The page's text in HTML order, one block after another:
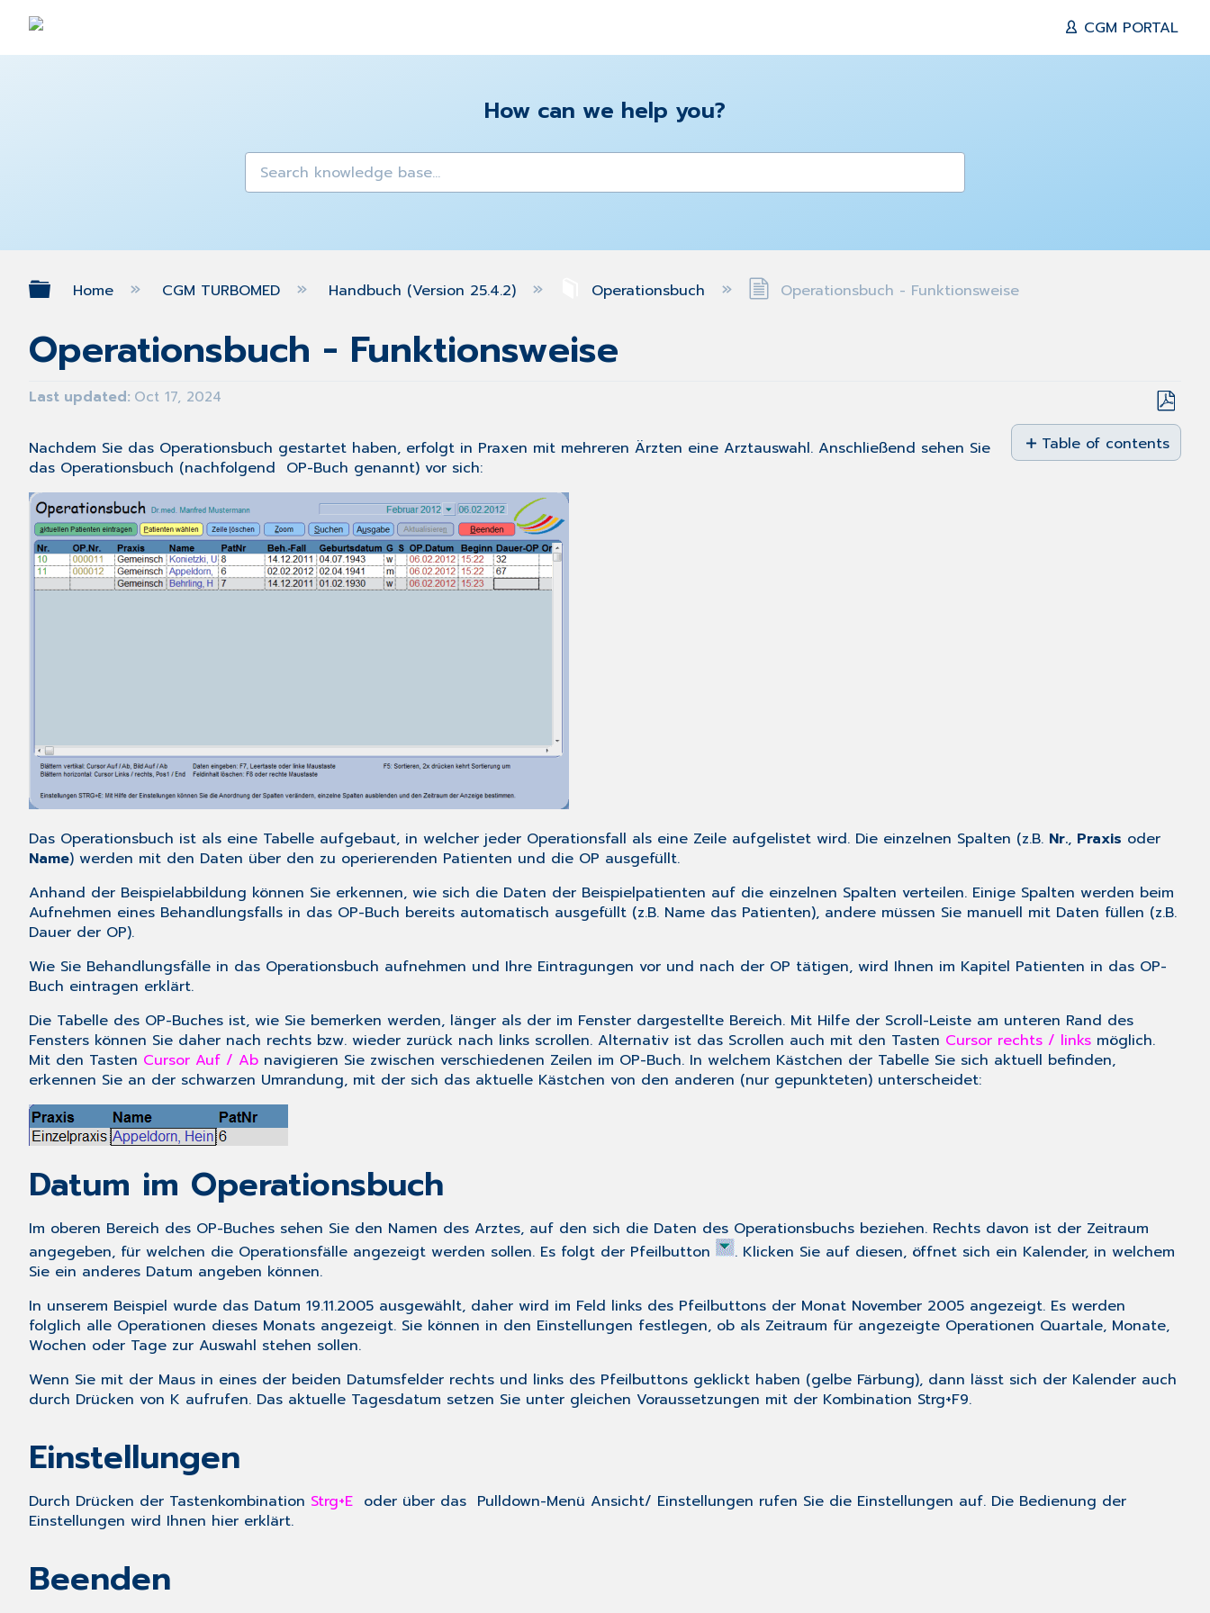
CGM PORTAL
How can we help you?
Expand/collapse global hierarchy
Home CGM TURBOMED Handbuch (Version 25.4.2) Operationsbuch Operationsbuch - Funktionsweise
Operationsbuch - Funktionsweise
Last updated Oct 17, 2024
Save
as
PDF
Table of contents
Nachdem Sie das Operationsbuch gestartet haben, erfolgt in Praxen mit mehreren Ärzten eine Arztauswahl. Anschließend sehen Sie
das Operationsbuch (nachfolgend OP-Buch genannt) vor sich:
Das Operationsbuch ist als eine Tabelle aufgebaut, in welcher jeder Operationsfall als eine Zeile aufgelistet wird. Die einzelnen Spalten (z.B. Nr., Praxis oder
Name) werden mit den Daten über den zu operierenden Patienten und die OP ausgefüllt.
Anhand der Beispielabbildung können Sie erkennen, wie sich die Daten der Beispielpatienten auf die einzelnen Spalten verteilen. Einige Spalten werden beim
Aufnehmen eines Behandlungsfalls in das OP-Buch bereits automatisch ausgefüllt (z.B. Name das Patienten), andere müssen Sie manuell mit Daten füllen (z.B.
Dauer der OP).
Wie Sie Behandlungsfälle in das Operationsbuch aufnehmen und Ihre Eintragungen vor und nach der OP tätigen, wird Ihnen im Kapitel Patienten in das OP-
Buch eintragen erklärt.
Die Tabelle des OP-Buches ist, wie Sie bemerken werden, länger als der im Fenster dargestellte Bereich. Mit Hilfe der Scroll-Leiste am unteren Rand des
Fensters können Sie daher nach rechts bzw. wieder zurück nach links scrollen. Alternativ ist das Scrollen auch mit den Tasten Cursor rechts / links möglich.
Mit den Tasten Cursor Auf / Ab navigieren Sie zwischen verschiedenen Zeilen im OP-Buch. In welchem Kästchen der Tabelle Sie sich aktuell befinden,
erkennen Sie an der schwarzen Umrandung, mit der sich das aktuelle Kästchen von den anderen (nur gepunkteten) unterscheidet:
Datum im Operationsbuch
Im oberen Bereich des OP-Buches sehen Sie den Namen des Arztes, auf den sich die Daten des Operationsbuchs beziehen. Rechts davon ist der Zeitraum
angegeben, für welchen die Operationsfälle angezeigt werden sollen. Es folgt der Pfeilbutton
. Klicken Sie auf diesen, öffnet sich ein Kalender, in welchem
Sie ein anderes Datum angeben können.
In unserem Beispiel wurde das Datum 19.11.2005 ausgewählt, daher wird im Feld links des Pfeilbuttons der Monat November 2005 angezeigt. Es werden
folglich alle Operationen dieses Monats angezeigt. Sie können in den Einstellungen festlegen, ob als Zeitraum für angezeigte Operationen Quartale, Monate,
Wochen oder Tage zur Auswahl stehen sollen.
Wenn Sie mit der Maus in eines der beiden Datumsfelder rechts und links des Pfeilbuttons geklickt haben (gelbe Färbung), dann lässt sich der Kalender auch
durch Drücken von K aufrufen. Das aktuelle Tagesdatum setzen Sie unter gleichen Voraussetzungen mit der Kombination Strg+F9.
Einstellungen
Durch Drücken der Tastenkombination Strg+E oder über das Pulldown-Menü Ansicht/ Einstellungen rufen Sie die Einstellungen auf. Die Bedienung der
Einstellungen wird Ihnen hier erklärt.
Beenden